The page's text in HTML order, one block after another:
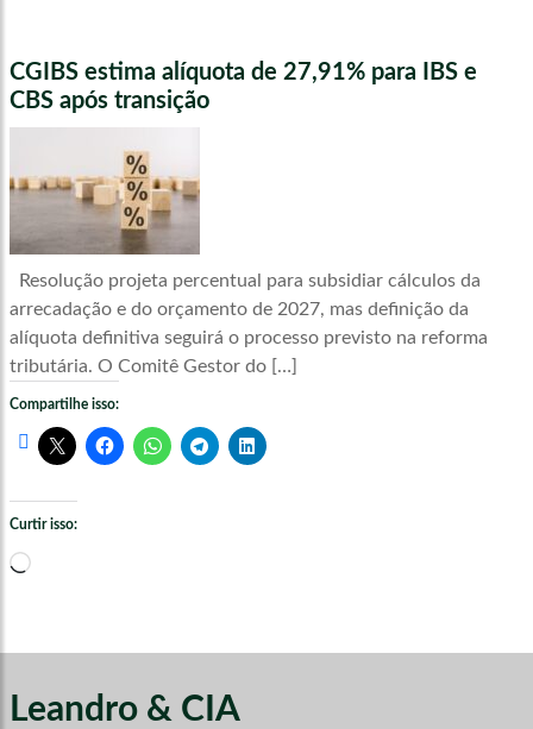
CGIBS estima alíquota de 27,91% para IBS e
CBS após transição
Resolução projeta percentual para subsidiar cálculos da
arrecadação e do orçamento de 2027, mas definição da
alíquota definitiva seguirá o processo previsto na reforma
tributária. O Comitê Gestor do […]
Compartilhe isso:
Curtir isso:
Carregando...
Leandro & CIA